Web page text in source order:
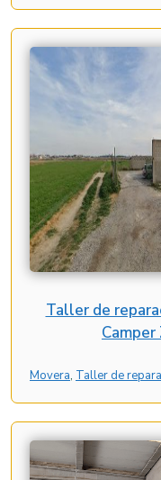
Taller de
Camper
Movera, Taller de